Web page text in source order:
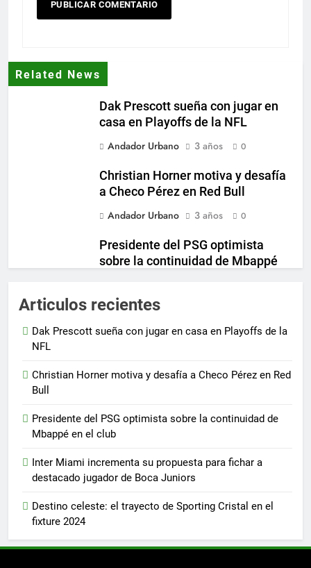
Related News
Dak Prescott sueña con jugar en
casa en Playoffs de la NFL
Andador Urbano
3 años 0
Christian Horner motiva y desafía
a Checo Pérez en Red Bull
Andador Urbano
3 años 0
Presidente del PSG optimista
sobre la continuidad de Mbappé
Andador Urbano
Inter Miami incrementa su
Articulos recientes
Dak Prescott sueña con jugar en casa en Playoffs de la
NFL
Christian Horner motiva y desafía a Checo Pérez en Red
Bull
Presidente del PSG optimista sobre la continuidad de
Mbappé en el club
Inter Miami incrementa su propuesta para fichar a
destacado jugador de Boca Juniors
Destino celeste: el trayecto de Sporting Cristal en el
fixture 2024